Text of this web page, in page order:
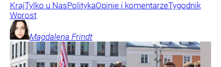
KrajTylko u NasPolitykaOpinie i komentarzeTygodnik
Wprost
Magdalena Frindt